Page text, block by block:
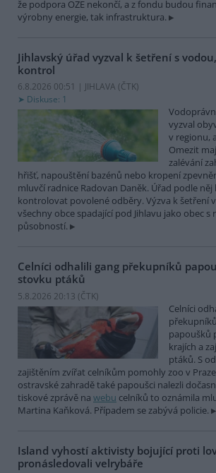
že podpora OZE nekončí, a z fondu budou
výrobny energie, tak infrastruktura.
Jihlavský úřad vyzval k šetření s
kontrol
6.8.2026 00:51 | JIHLAVA (ČTK)
Diskuse: 1
vyzval
v regionu,
Omezit
zalévání
hřišť, napouštění bazénů nebo kropení
mluvčí radnice Radovan Daněk. Úřad podle něj
kontrolovat povolené odběry. Výzva k šetření
všechny obce spadající pod Jihlavu jako obec s
působností.
Celníci odhalili gang překupníků
stovku ptáků
5.8.2026 20:13 (ČTK)
Celníci
papoušků
krajích a
ptáků. S
zajištěním zvířat celníkům pomohly zoo v
ostravské zahradě také papoušci nalezli
tiskové zprávě na webu celníků to oznámila
Martina Kaňková. Případem se zabývá policie.
Island vyhostí aktivisty bojující proti
pronásledovali velrybáře